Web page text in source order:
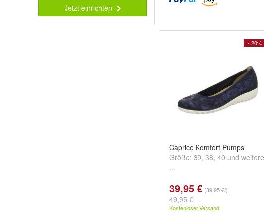
Jetzt einrichten
- 20%
Caprice Komfort Pumps
Größe: 39, 38, 40 und weitere
...
39,95 € (39,95 €/)
49,95 €
Kostenloser Versand